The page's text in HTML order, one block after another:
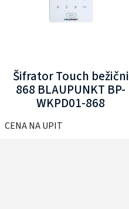
Šifrator Touch bežični
868 BLAUPUNKT BP-
WKPD01-868
CENA NA UPIT